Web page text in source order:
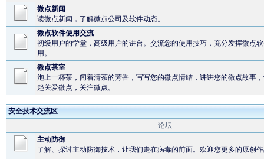
微点新闻
读微点新闻，了解微点公司及软件动态。
微点软件使用交流
初级用户的学堂，高级用户的讲台。交流您的使用技巧，充分发挥微点
用。
微点茶室
泡上一杯茶，闻着清茶的芳香，写写您的微点情结，讲讲您的微点故事
起关爱微点，关注微点。
安全技术交流区
论坛
主动防御
了解、探讨主动防御技术，让我们走在病毒的前面。欢迎您更多的原创